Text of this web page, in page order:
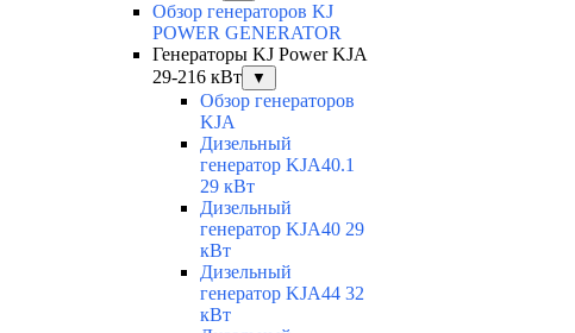
Обзор генераторов KJ
POWER GENERATOR
Генераторы KJ Power KJA
29-216 кВт
▼
Обзор генераторов
KJA
Дизельный
генератор KJA40.1
29 кВт
Дизельный
генератор KJA40 29
кВт
Дизельный
генератор KJA44 32
кВт